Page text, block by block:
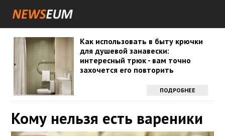
Как использовать в быту крючки
для душевой занавески:
интересный трюк - вам точно
захочется его повторить
ПОДРОБНЕЕ
Кому нельзя есть вареники